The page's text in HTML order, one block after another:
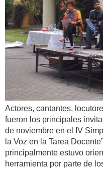
Actores, cantantes,
fueron los principales
de noviembre en el IV
la Voz en la Tarea
principalmente estuvo
herramienta por parte de